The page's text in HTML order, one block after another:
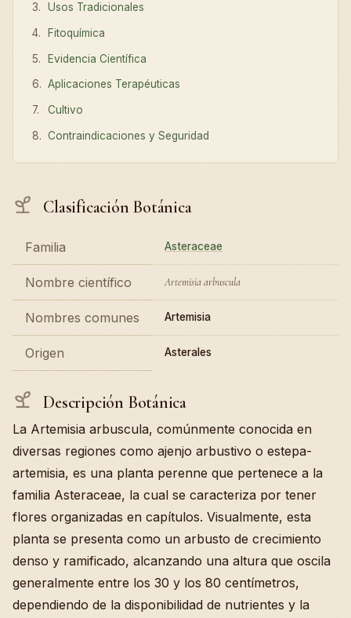
Usos Tradicionales
Fitoquímica
Evidencia Científica
Aplicaciones Terapéuticas
Cultivo
Contraindicaciones y Seguridad
Clasificación Botánica
Familia Asteraceae
Nombre científico Artemisia arbuscula
Nombres comunes Artemisia
Origen Asterales
Descripción Botánica
La Artemisia arbuscula, comúnmente conocida en
diversas regiones como ajenjo arbustivo o estepa-
artemisia, es una planta perenne que pertenece a la
familia Asteraceae, la cual se caracteriza por tener
flores organizadas en capítulos. Visualmente, esta
planta se presenta como un arbusto de crecimiento
denso y ramificado, alcanzando una altura que oscila
generalmente entre los 30 y los 80 centímetros,
dependiendo de la disponibilidad de nutrientes y la